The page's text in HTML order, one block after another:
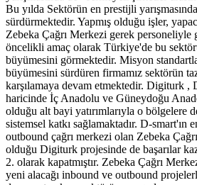
Bu yılda Sektörün en prestijli yarışmasında
sürdürmektedir. Yapmış olduğu işler,
Zebeka Çağrı Merkezi gerek
öncelikli amaç olarak Türkiye'de bu
büyümesini görmektedir. Misyon
büyümesini sürdüren firmamız sektörün
karşılamaya devam etmektedir. Digiturk ,
haricinde İç Anadolu ve Güneydoğu
olduğu alt bayi yatırımlarıyla o bölgelere
sistemsel katkı sağlamaktadır. D-smart'ın
outbound çağrı merkezi olan Zebeka
olduğu Digiturk projesinde de başarılar
2. olarak kapatmıştır. Zebeka Çağrı
yeni alacağı inbound ve outbound